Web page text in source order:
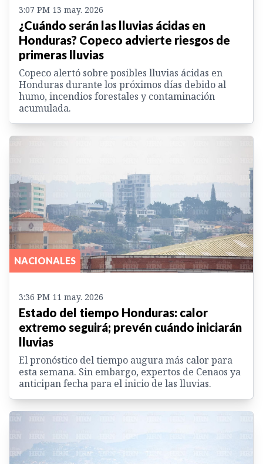
3:07 PM 13 may. 2026
¿Cuándo serán las lluvias ácidas en
Honduras? Copeco advierte riesgos de
primeras lluvias
Copeco alertó sobre posibles lluvias ácidas en
Honduras durante los próximos días debido al
humo, incendios forestales y contaminación
acumulada.
NACIONALES
3:36 PM 11 may. 2026
Estado del tiempo Honduras: calor
extremo seguirá; prevén cuándo iniciarán
lluvias
El pronóstico del tiempo augura más calor para
esta semana. Sin embargo, expertos de Cenaos ya
anticipan fecha para el inicio de las lluvias.